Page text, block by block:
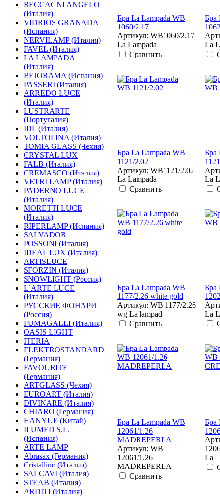
RECCAGNI ANGELO
(Италия)
VIDRIOS GRANADA
(Испания)
NERVILAMP (Италия)
FAVEL (Италия)
LA LAMPADA
(Италия)
BEJORAMA (Испания)
PASSERI (Италия)
ARREDO LUCE
(Италия)
LUSTRARTE
(Португалия)
IDL (Италия)
VOLTOLINA (Италия)
TOMIA GLASS (Чехия)
CRYSTAL LUX
FALB (Италия)
CREMASCO (Италия)
VETRI LAMP (Италия)
PADERNO LUCE
(Италия)
MORETTI LUCE
(Италия)
RIPERLAMP (Испания)
SALVADOR
POSSONI (Италия)
IDEAL LUX (Италия)
ARTISLUCE
SFORZIN (Италия)
SNOWLIGHT (Россия)
L`ARTE LUCE
(Италия)
РУССКИЕ ФОНАРИ
(Россия)
FUMAGALLI (Италия)
OASIS LIGHT
ITERIA
ELEKTROSTANDARD
(Германия)
FAVOURITE
(Германия)
ARTGLASS (Чехия)
EUROART (Италия)
DIVINARE (Италия)
CHIARO (Германия)
HANYUE (Китай)
ILUMED S.L.
(Испания)
ARTE LAMP
Abrasax (Германия)
Cristallino (Италия)
SALCAVI (Италия)
STEAB (Италия)
ARDITI (Италия)
Бра La Lampada WB
1060/2.17
Артикул: WB1060/2.17
La Lampada
Сравнить
Бра
La
Бра La Lampada WB
1121/2.02
Артикул: WB1121/2.02
La Lampada
Сравнить
Бра
La
Бра La Lampada WB
1177/2.26 white gold
Артикул: WB 1177/2.26
wg La lampad
Сравнить
Бра
La
Бра La Lampada WB
12061/1.26
MADREPERLA
Артикул: WB
12061/1.26
MADREPERLA
Сравнить
Бра
La